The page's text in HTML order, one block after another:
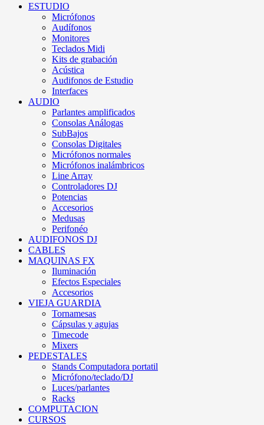
ESTUDIO
Micrófonos
Audífonos
Monitores
Teclados Midi
Kits de grabación
Acústica
Audifonos de Estudio
Interfaces
AUDIO
Parlantes amplificados
Consolas Análogas
SubBajos
Consolas Digitales
Micrófonos normales
Micrófonos inalámbricos
Line Array
Controladores DJ
Potencias
Accesorios
Medusas
Perifonéo
AUDIFONOS DJ
CABLES
MAQUINAS FX
Iluminación
Efectos Especiales
Accesorios
VIEJA GUARDIA
Tornamesas
Cápsulas y agujas
Timecode
Mixers
PEDESTALES
Stands Computadora portatil
Micrófono/teclado/DJ
Luces/parlantes
Racks
COMPUTACION
CURSOS